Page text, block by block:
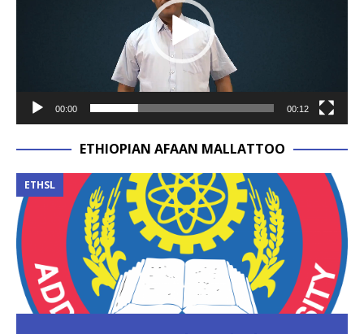
00:00 00:12
ETHIOPIAN AFAAN MALLATTOO
ETHSL